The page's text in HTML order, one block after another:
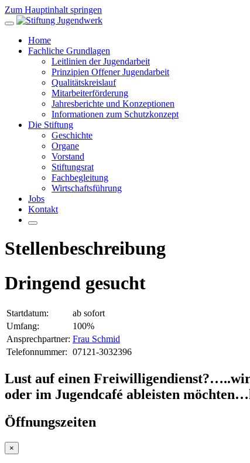
Zum Hauptinhalt springen
Home
Fachliche Grundlagen
Leitlinien der Jugendarbeit
Prinzipien Offener Jugendarbeit
Qualitätskreislauf
Mitarbeiterförderung
Jahresberichte und Konzeptionen
Informationen zum Schutzkonzept
Die Stiftung
Geschichte
Organe
Vorstand
Stiftungsrat
Fachbegleitung
Wirtschaftsführung
Jobs
Kontakt
Stellenbeschreibung
Dringend gesucht
Startdatum:
ab sofort
Umfang:
100%
Ansprechpartner: Frau Schmid
Telefonnummer: 07121-3032396
Lust auf einen
oder im Jugendcafé ableisten
Öffnungszeiten
×